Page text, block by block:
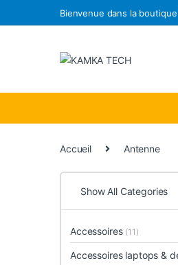
Skip to navigation
Skip to contentBienvenue dans la boutique
Accueil Antenne
Show All Categories
Accessoires (11)
Accessoires laptops &